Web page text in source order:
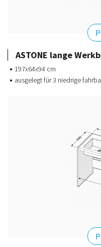
ASTONE lange
197x64x94 cm
ausgelegt für 3 niedrige